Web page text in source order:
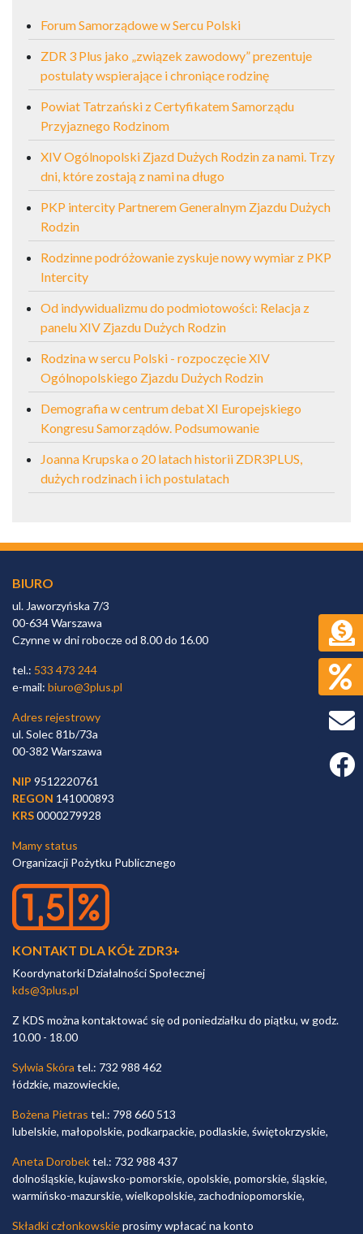
Forum Samorządowe w Sercu Polski
ZDR 3 Plus jako „związek zawodowy” prezentuje
postulaty wspierające i chroniące rodzinę
Powiat Tatrzański z Certyfikatem Samorządu
Przyjaznego Rodzinom
XIV Ogólnopolski Zjazd Dużych Rodzin za nami. Trzy
dni, które zostają z nami na długo
PKP intercity Partnerem Generalnym Zjazdu Dużych
Rodzin
Rodzinne podróżowanie zyskuje nowy wymiar z PKP
Intercity
Od indywidualizmu do podmiotowości: Relacja z
panelu XIV Zjazdu Dużych Rodzin
Rodzina w sercu Polski - rozpoczęcie XIV
Ogólnopolskiego Zjazdu Dużych Rodzin
Demografia w centrum debat XI Europejskiego
Kongresu Samorządów. Podsumowanie
Joanna Krupska o 20 latach historii ZDR3PLUS,
dużych rodzinach i ich postulatach
BIURO
ul. Jaworzyńska 7/3
00-634 Warszawa
Czynne w dni robocze od 8.00 do 16.00
tel.: 533 473 244
e-mail: biuro@3plus.pl
Adres rejestrowy
ul. Solec 81b/73a
00-382 Warszawa
NIP 9512220761
REGON 141000893
KRS0000279928
Mamy status
Organizacji Pożytku Publicznego
KONTAKT DLA KÓŁ ZDR3+
Koordynatorki Działalności Społecznej
kds@3plus.pl
Z KDS można kontaktować się od poniedziałku do piątku, w godz.
10.00 - 18.00
Sylwia Skóra tel.: 732 988 462
łódzkie, mazowieckie,
Bożena Pietras tel.: 798 660 513
lubelskie, małopolskie, podkarpackie, podlaskie, świętokrzyskie,
Aneta Dorobektel.: 732 988 437
dolnośląskie, kujawsko-pomorskie, opolskie, pomorskie, śląskie,
warmińsko-mazurskie, wielkopolskie, zachodniopomorskie,
Składki członkowskieprosimy wpłacać na konto